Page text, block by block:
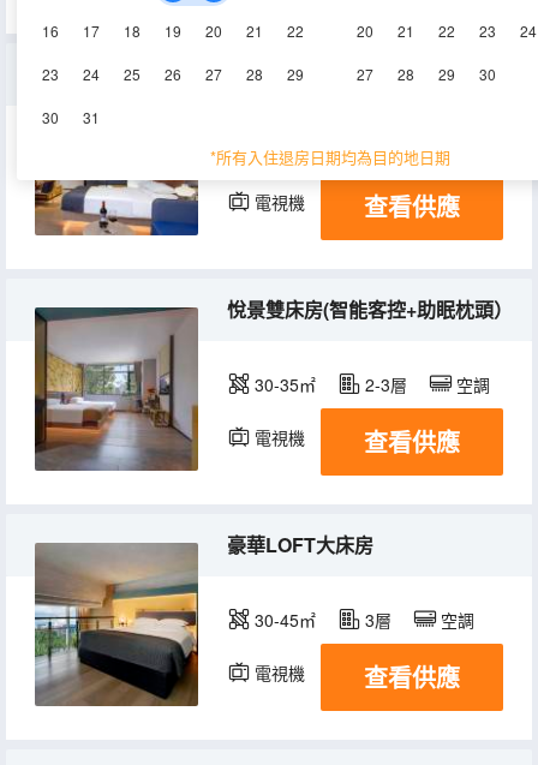
16 17 18 19 20 21 22
23 24 25 26 27 28 29
30 31
20 21 22 23 24
27 28 29 30
*所有入住退房日期均為目的地日期
25-30㎡ 2-3層
電視機 查看供應
悅景雙床房(智能客控+助眠枕頭）
30-35㎡ 2-3層 空調
電視機 查看供應
豪華LOFT大床房
30-45㎡ 3層 空調
電視機 查看供應